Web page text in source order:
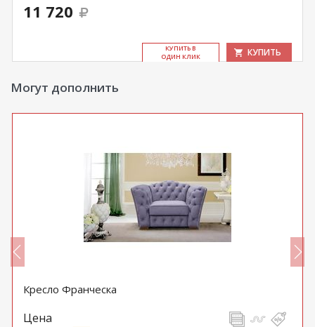
11 720
КУ­ПИТЬ В
ОДИН КЛИК
КУПИТЬ
Могут дополнить
Кресло Франческа
Цена